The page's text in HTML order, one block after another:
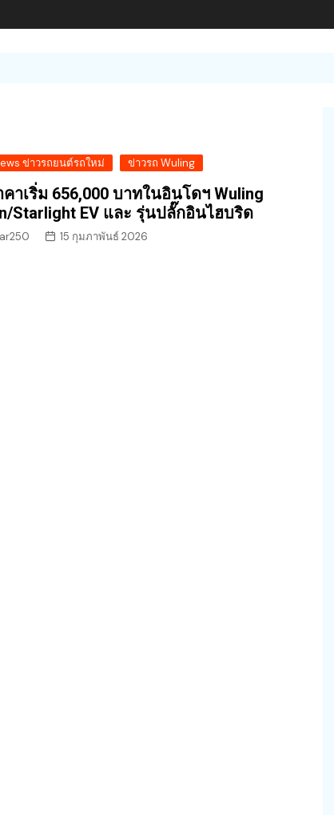
ข่าวรถยนต์รถใหม่ ข่าวรถ Wuling
คาเริ่ม 656,000 บาทในอินโดฯ Wuling
Starlight EV และ รุ่นปลั๊กอินไฮบริด
15 กุมภาพันธ์ 2026